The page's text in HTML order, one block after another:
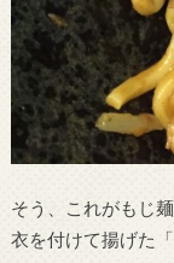
そう、これがもじ
衣を付けて揚げた